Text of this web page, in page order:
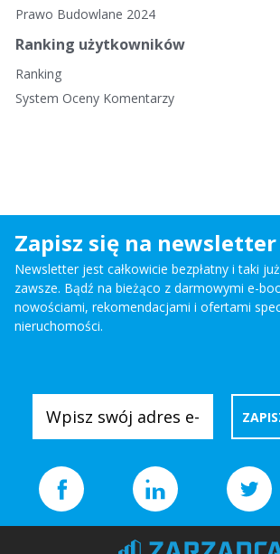
Prawo Budowlane 2024
Ranking użytkowników
Ranking
System Oceny Komentarzy
Zapisz się na newsletter
Newsletter jest całkowicie bezpłatny i taki
zawsze. Bądź na bieżąco z darmowymi e-
nowościami, rekomendacjami i ofertami
nieruchomości.